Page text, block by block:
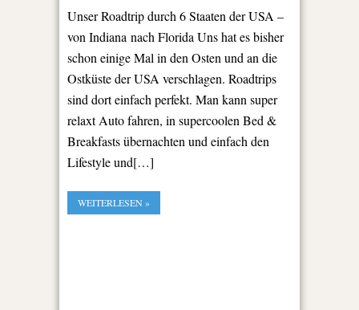
Unser Roadtrip durch 6 Staaten der USA –
von Indiana nach Florida Uns hat es bisher
schon einige Mal in den Osten und an die
Ostküste der USA verschlagen. Roadtrips
sind dort einfach perfekt. Man kann super
relaxt Auto fahren, in supercoolen Bed &
Breakfasts übernachten und einfach den
Lifestyle und[…]
WEITERLESEN »